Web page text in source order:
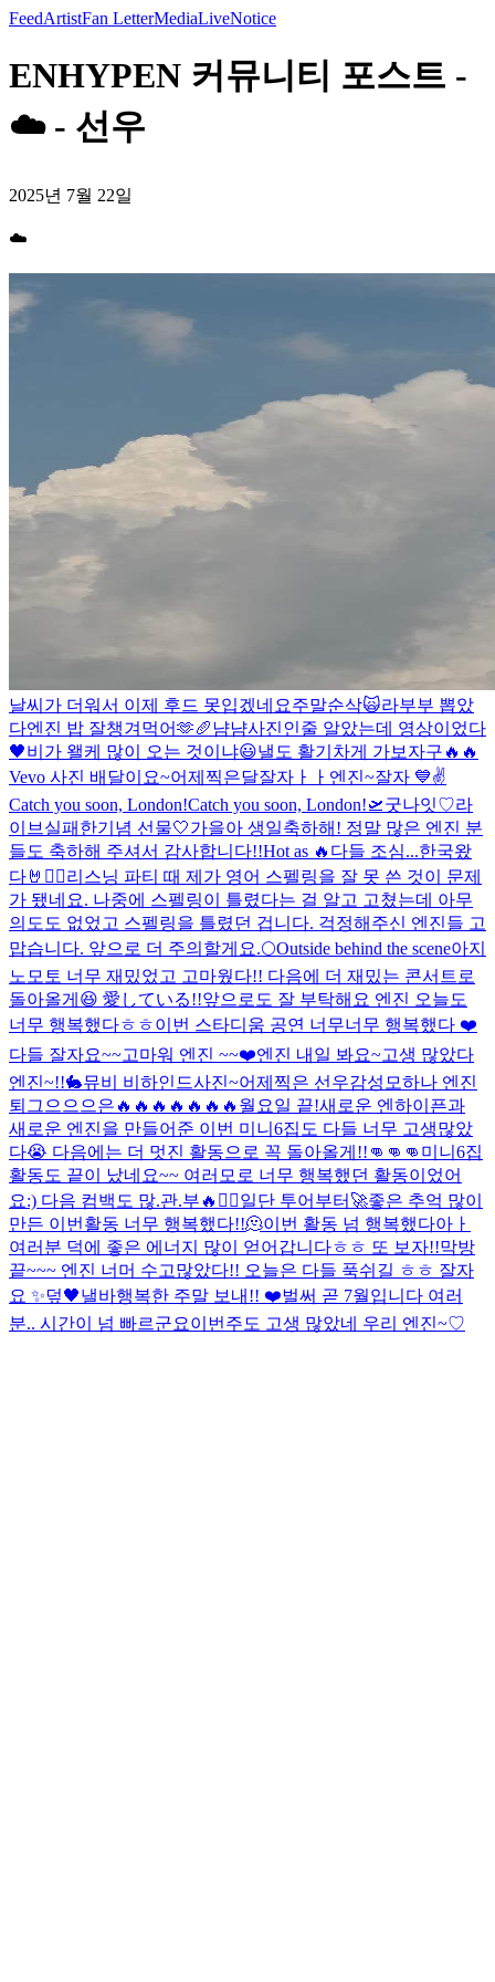
FeedArtistFan LetterMediaLiveNotice
ENHYPEN 커뮤니티 포스트 -
☁️ - 선우
2025년 7월 22일
☁️
날씨가 더워서 이제 후드 못입겠네요주말순삭🙀라부부 뽑았
다엔진 밥 잘챙겨먹어🫶🥖냠냠사진인줄 알았는데 영상이었다
🖤비가 왤케 많이 오는 것이냐😃낼도 활기차게 가보자구🔥🔥
Vevo 사진 배달이요~어제찍은달잘자ㅏㅏ엔진~잘자 💙✌️
Catch you soon, London!Catch you soon, London!🛫굿나잇♡라
이브실패한기념 선물🤍가을아 생일축하해! 정말 많은 엔진 분
들도 축하해 주셔서 감사합니다!!Hot as 🔥 다들 조심...한국왔
다🤘❤️‍🔥리스닝 파티 때 제가 영어 스펠링을 잘 못 쓴 것이 문제
가 됐네요. 나중에 스펠링이 틀렸다는 걸 알고 고쳤는데 아무
의도도 없었고 스펠링을 틀렸던 겁니다. 걱정해주신 엔진들 고
맙습니다. 앞으로 더 주의할게요.🌕Outside behind the scene아지
노모토 너무 재밌었고 고마웠다!! 다음에 더 재밌는 콘서트로
돌아올게😆 愛している!!앞으로도 잘 부탁해요 엔진 오늘도
너무 행복했다ㅎㅎ이번 스타디움 공연 너무너무 행복했다 ❤️
다들 잘자요~~고마워 엔진 ~~❤️엔진 내일 봐요~고생 많았다
엔진~!!🐇뮤비 비하인드사진~어제찍은 선우감성 모하나 엔진
퇴그으으으은 🔥🔥🔥🔥🔥🔥🔥 월요일 끝!새로운 엔하이픈과
새로운 엔진을 만들어준 이번 미니6집도 다들 너무 고생많았
다😭 다음에는 더 멋진 활동으로 꼭 돌아올게!!👊👊👊 미니6집
활동도 끝이 났네요~~ 여러모로 너무 행복했던 활동이었어
요:) 다음 컴백도 많.관.부🔥❤️‍🔥일단 투어부터🚀좋은 추억 많이
만든 이번활동 너무 행복했다!!🫠이번 활동 넘 행복했다아ㅏ
여러분 덕에 좋은 에너지 많이 얻어갑니다ㅎㅎ 또 보자!!막방
끝~~~ 엔진 너머 수고많았다!! 오늘은 다들 푹쉬길 ㅎㅎ 잘자
요 ✨️덮🖤낼바행복한 주말 보내!! ❤️벌써 곧 7월입니다 여러
분.. 시간이 넘 빠르군요이번주도 고생 많았네 우리 엔진~♡